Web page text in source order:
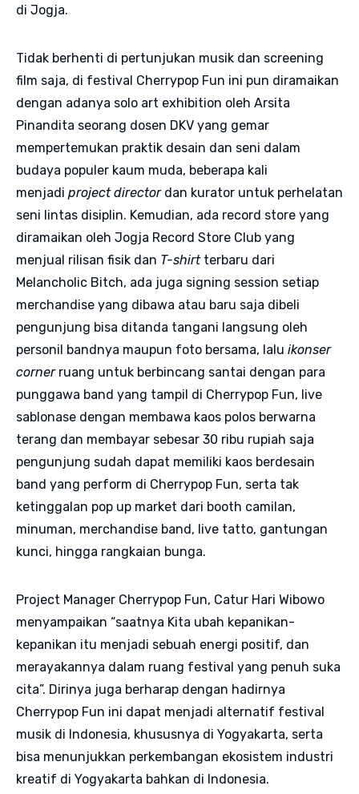
di Jogja.
Tidak berhenti di pertunjukan musik dan screening
film saja, di festival Cherrypop Fun ini pun diramaikan
dengan adanya solo art exhibition oleh Arsita
Pinandita seorang dosen DKV yang gemar
mempertemukan praktik desain dan seni dalam
budaya populer kaum muda, beberapa kali
menjadi project directordan kurator untuk perhelatan
seni lintas disiplin. Kemudian, ada record store yang
diramaikan oleh Jogja Record Store Club yang
menjual rilisan fisik dan T-shirtterbaru dari
Melancholic Bitch, ada juga signing session setiap
merchandise yang dibawa atau baru saja dibeli
pengunjung bisa ditanda tangani langsung oleh
personil bandnya maupun foto bersama, lalu ikonser
cornerruang untuk berbincang santai dengan para
punggawa band yang tampil di Cherrypop Fun, live
sablonase dengan membawa kaos polos berwarna
terang dan membayar sebesar 30 ribu rupiah saja
pengunjung sudah dapat memiliki kaos berdesain
band yang perform di Cherrypop Fun, serta tak
ketinggalan pop up market dari booth camilan,
minuman, merchandise band, live tatto, gantungan
kunci, hingga rangkaian bunga.
Project Manager Cherrypop Fun, Catur Hari Wibowo
menyampaikan “saatnya Kita ubah kepanikan-
kepanikan itu menjadi sebuah energi positif, dan
merayakannya dalam ruang festival yang penuh suka
cita”. Dirinya juga berharap dengan hadirnya
Cherrypop Fun ini dapat menjadi alternatif festival
musik di Indonesia, khususnya di Yogyakarta, serta
bisa menunjukkan perkembangan ekosistem industri
kreatif di Yogyakarta bahkan di Indonesia.